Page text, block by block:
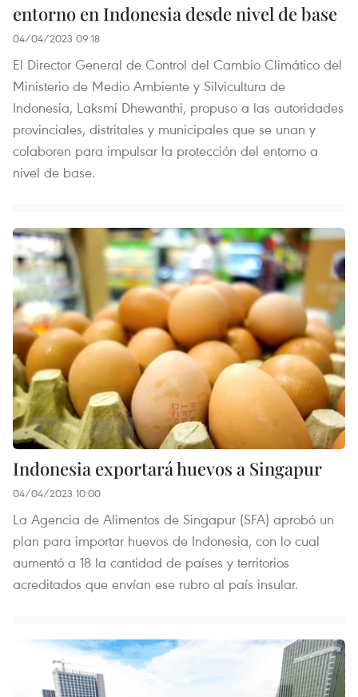
entorno en Indonesia desde nivel de base
04/04/2023 09:18
El Director General de Control del Cambio Climático del
Ministerio de Medio Ambiente y Silvicultura de
Indonesia, Laksmi Dhewanthi, propuso a las autoridades
provinciales, distritales y municipales que se unan y
colaboren para impulsar la protección del entorno a
nivel de base.
Indonesia exportará huevos a Singapur
04/04/2023 10:00
La Agencia de Alimentos de Singapur (SFA) aprobó un
plan para importar huevos de Indonesia, con lo cual
aumentó a 18 la cantidad de países y territorios
acreditados que envían ese rubro al país insular.